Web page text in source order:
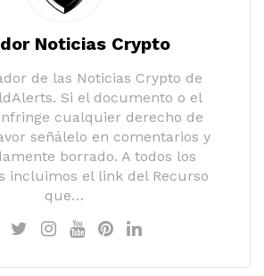
Noticias Crypto
de las Noticias Crypto de
Si el documento o el
cualquier derecho de
señálelo en comentarios y
borrado. A todos los
incluimos el link del Recurso
que…